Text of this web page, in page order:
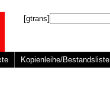
[gtrans]
Kopienleihe/Bestandsliste